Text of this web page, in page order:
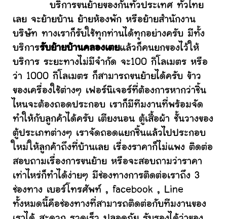
บริการขนย้ายของกันทั่วประเทศ ทั่วไทย
เลย จะย้ายบ้าน ย้ายห้องพัก หรือย้ายสำนักงาน
บริษัท ทางเราก็รับใช้ทุกท่านได้ทุกอย่างครับ มีทั้ง
บริการรับย้ายบ้านคลองเตยแล้วก็คนยกของไว้ให้
บริการ ระยะทางไม่มีจำกัด จะ100 กิโลเมตร หรือ
ว่า 1000 กิโลเมตร ก็สามารถขนย้ายได้ครับ ข้าว
ของเครื่องใช้ต่างๆ เฟอร์นิเจอร์ที่ต้องการหากว่าชิ้น
ไหนจะต้องถอดประกอบ เราก็มีทีมงานที่พร้อมจัด
ทำให้กับลูกค้าได้ครับ เตียงนอน ตู้เสื้อผ้า ชั้นวางของ
ตู้ประเภทต่างๆ เราจัดถอดแยกชิ้นแล้วไปประกอบ
ใหม่ให้ลูกค้าถึงที่บ้านเลย เรื่องราคาก็ไม่แพง ติดต่อ
สอบถามเรื่องการขนย้าย หรือจะสอบถามว่าราคา
เท่าไหร่ก็ทำได้ง่ายๆ มีช่องทางการติดต่อเราถึง 3
ช่องทาง เบอร์โทรศัพท์ , facebook , Line
ทั้งหมดนี้คือช่องทางที่สามารถติดต่อกับทีมงานของ